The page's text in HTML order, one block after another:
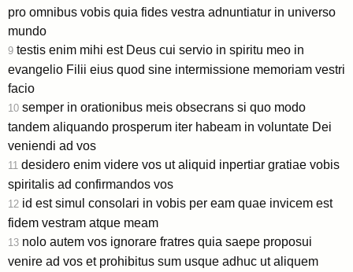
pro omnibus vobis quia fides vestra adnuntiatur in universo
mundo
9 testis enim mihi est Deus cui servio in spiritu meo in
evangelio Filii eius quod sine intermissione memoriam vestri
facio
10 semper in orationibus meis obsecrans si quo modo
tandem aliquando prosperum iter habeam in voluntate Dei
veniendi ad vos
11 desidero enim videre vos ut aliquid inpertiar gratiae vobis
spiritalis ad confirmandos vos
12 id est simul consolari in vobis per eam quae invicem est
fidem vestram atque meam
13 nolo autem vos ignorare fratres quia saepe proposui
venire ad vos et prohibitus sum usque adhuc ut aliquem